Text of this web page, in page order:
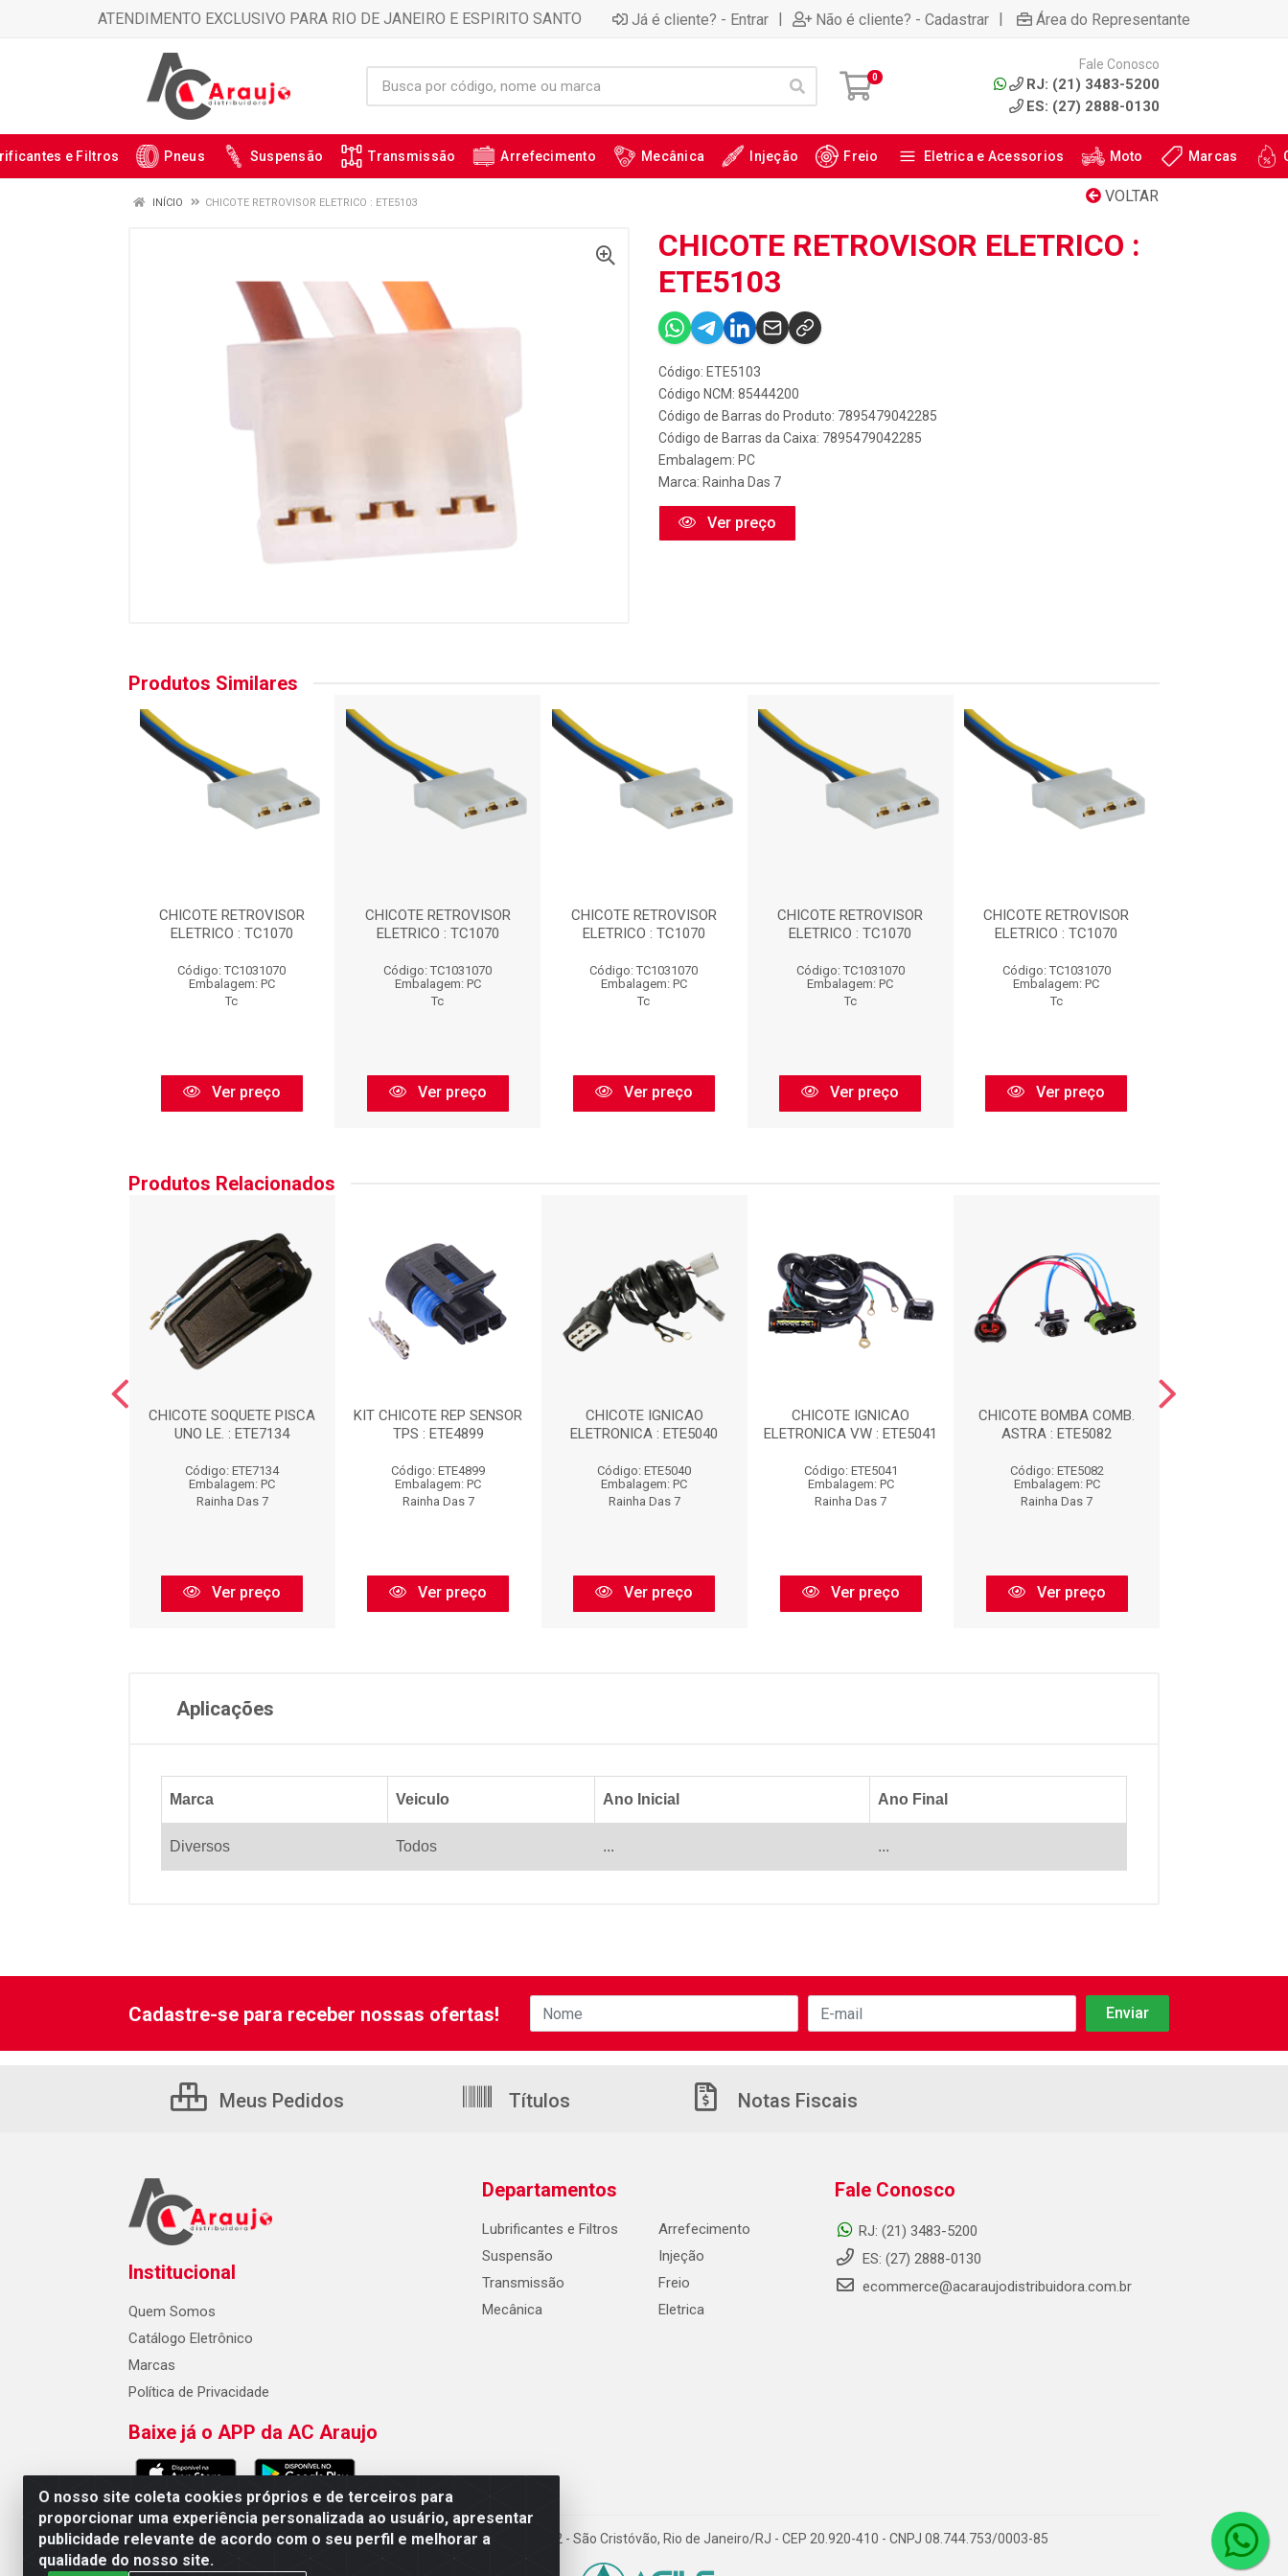
ATENDIMENTO EXCLUSIVO PARA RIO DE JANEIRO E ESPIRITO SANTO Já é cliente? - Entrar | Não é cliente? - Cadastrar | Área do Representante
0
Fale Conosco
RJ: (21) 3483-5200
ES: (27) 2888-0130
e Filtros Pneus Suspensão Transmissão Arrefecimento Mecânica Injeção Freio Eletrica e Acessorios Moto Marcas
VOLTAR
INÍCIO CHICOTE RETROVISOR ELETRICO : ETE5103
CHICOTE RETROVISOR ELETRICO :
ETE5103
Código: ETE5103
Código NCM: 85444200
Código de Barras do Produto: 7895479042285
Código de Barras da Caixa: 7895479042285
Embalagem: PC
Marca: Rainha Das 7
Ver preço
Produtos Similares
CHICOTE RETROVISOR
ELETRICO : TC1070
Código: TC1031070
Embalagem: PC
Tc
Ver preço
CHICOTE RETROVISOR
ELETRICO : TC1070
Código: TC1031070
Embalagem: PC
Tc
Ver preço
CHICOTE RETROVISOR
ELETRICO : TC1070
Código: TC1031070
Embalagem: PC
Tc
Ver preço
CHICOTE RETROVISOR
ELETRICO : TC1070
Código: TC1031070
Embalagem: PC
Tc
Ver preço
CHICOTE RETROVISOR
ELETRICO : TC1070
Código: TC1031070
Embalagem: PC
Tc
Ver preço
Produtos Relacionados
CHICOTE SOQUETE PISCA
UNO LE. : ETE7134
Código: ETE7134
Embalagem: PC
Rainha Das 7
Ver preço
KIT CHICOTE REP SENSOR
TPS : ETE4899
Código: ETE4899
Embalagem: PC
Rainha Das 7
Ver preço
CHICOTE IGNICAO
ELETRONICA : ETE5040
Código: ETE5040
Embalagem: PC
Rainha Das 7
Ver preço
CHICOTE IGNICAO
ELETRONICA VW : ETE5041
Código: ETE5041
Embalagem: PC
Rainha Das 7
Ver preço
CHICOTE BOMBA COMB.
ASTRA : ETE5082
Código: ETE5082
Embalagem: PC
Rainha Das 7
Ver preço
Aplicações
Marca Veiculo Ano Inicial Ano Final
Diversos Todos ... ...
O nosso site coleta cookies próprios e de terceiros para
proporcionar uma experiência personalizada ao usuário, apresentar
publicidade relevante de acordo com o seu perfil e melhorar a
qualidade do nosso site.
Cadastre-se para receber nossas ofertas!
Meus Pedidos Títulos Notas Fiscais
Institucional
Quem Somos
Catálogo Eletrônico
Marcas
Política de Privacidade
Baixe já o APP da AC Araujo
Departamentos
Lubrificantes e Filtros
Suspensão
Transmissão
Mecânica
Arrefecimento
Injeção
Freio
Eletrica
Fale Conosco
RJ: (21) 3483-5200
ES: (27) 2888-0130
ecommerce@acaraujodistribuidora.com.br
AC Araujo Distribuidora - Rua Carneiro de Campos, 42 - São Cristóvão, Rio de Janeiro/RJ - CEP 20.920-410 - CNPJ 08.744.753/0003-85